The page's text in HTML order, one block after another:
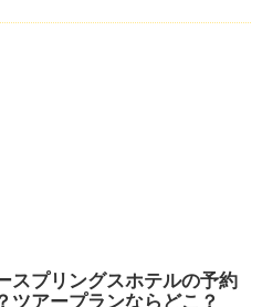
スプリングスホテルの予約
ツアープランならどこ？